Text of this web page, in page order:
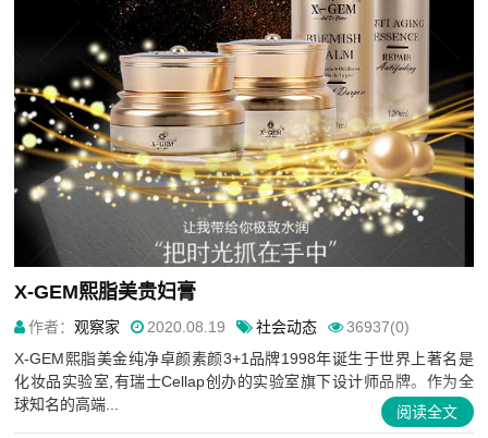
X-GEM熙脂美贵妇膏
作者：观察家 2020.08.19 社会动态
36937(0)
X-GEM熙脂美金纯净卓颜素颜3+1品牌1998年诞生于世界上著名是
化妆品实验室,有瑞士Cellap创办的实验室旗下设计师品牌。作为全
球知名的高端...
阅读全文